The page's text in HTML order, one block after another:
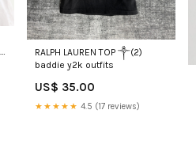
RALPH LAUREN TOP ༒(2)
baddie y2k outfits
US$ 35.00
★★★★★ 4.5 (17 reviews)